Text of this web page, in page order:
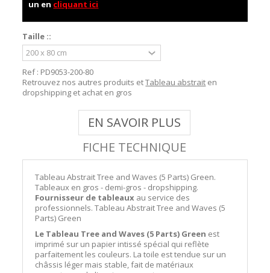
un en cliquant ici
Taille ::
Ref : PD9053-200-80
Retrouvez nos autres produits etTableau abstrait en
dropshipping et achat en gros
EN SAVOIR PLUS
FICHE TECHNIQUE
Tableau Abstrait Tree and Waves (5 Parts) Green.
Tableaux en gros - demi-gros - dropshipping.
Fournisseur de tableaux au service des
professionnels. Tableau Abstrait Tree and Waves (5
Parts) Green
Le Tableau Tree and Waves (5 Parts) Green est
imprimé sur un papier intissé spécial qui reflète
parfaitement les couleurs. La toile est tendue sur un
châssis léger mais stable, fait de matériaux